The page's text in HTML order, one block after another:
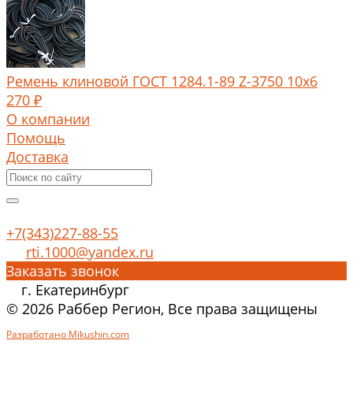
Ремень клиновой ГОСТ 1284.1-89 Z-3750 10x6
270 ₽
О компании
Помощь
Доставка
+7(343)227-88-55
rti.1000@yandex.ru
Заказать звонок
г. Екатеринбург
© 2026 Раббер Регион, Все права защищены
Разработано Mikushin.com